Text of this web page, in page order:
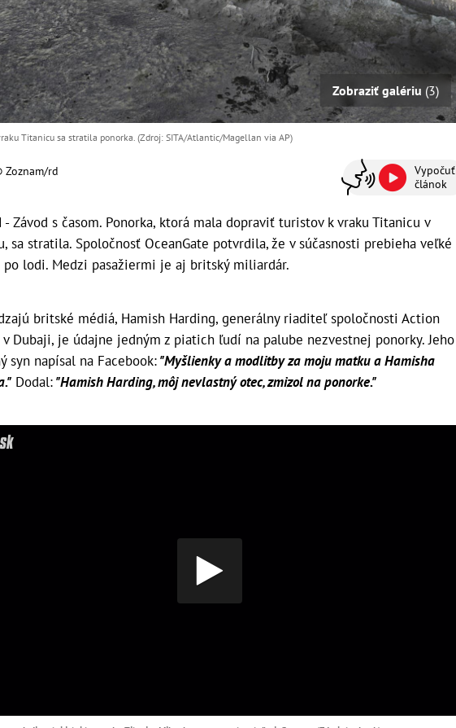
Zobraziť galériu (3)
Titanicu sa stratila ponorka. (Zdroj: SITA/Atlantic/Magellan via AP)
Zoznam/rd
Vypočuť
článok
- Závod s časom. Ponorka, ktorá mala dopraviť turistov k vraku Titanicu v
sa stratila. Spoločnosť OceanGate potvrdila, že v súčasnosti prebieha veľké
po lodi. Medzi pasažiermi je aj britský miliardár.
britské médiá, Hamish Harding, generálny riaditeľ spoločnosti Action
Dubaji, je údajne jedným z piatich ľudí na palube nezvestnej ponorky. Jeho
syn napísal na Facebook:"Myšlienky a modlitby za moju matku a Hamisha
Dodal:"Hamish Harding, môj nevlastný otec, zmizol na ponorke."